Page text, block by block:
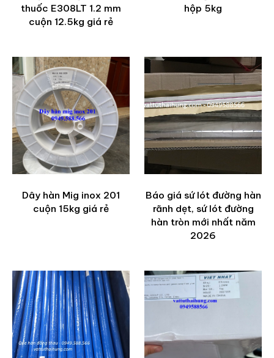
thuốc E308LT 1.2 mm
cuộn 12.5kg giá rẻ
hộp 5kg
Dây hàn Mig inox 201
cuộn 15kg giá rẻ
Báo giá sứ lót đường hàn
rãnh dẹt, sứ lót đường
hàn tròn mới nhất năm
2026